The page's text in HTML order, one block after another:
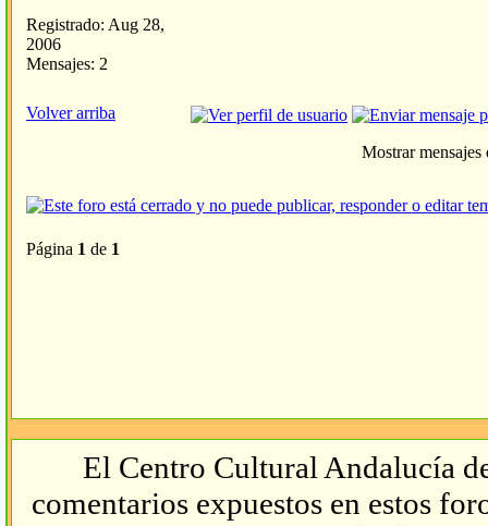
Registrado: Aug 28,
2006
Mensajes: 2
Volver arriba
Mostrar
Página 1 de 1
El Centro Cultural Andalucía
comentarios expuestos en estos